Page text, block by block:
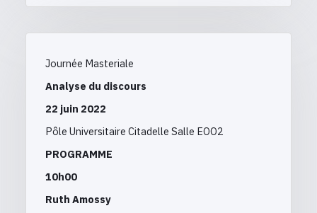
Journée Masteriale
Analyse du discours
22 juin 2022
Pôle Universitaire Citadelle Salle EOO2
PROGRAMME
10h00
Ruth Amossy